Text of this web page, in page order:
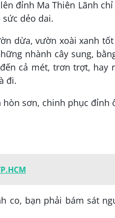
đỉnh Ma Thiên Lãnh
dẻo dai.
dừa, vườn xoài xanh
nhành cây sung,
cả mét, trơn trợt, hay
đi.
co, bạn phải bám sát